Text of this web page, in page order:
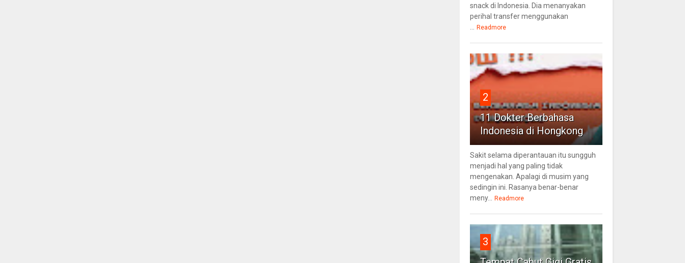
snack di Indonesia. Dia menanyakan
perihal transfer menggunakan
... Readmore
2
11 Dokter Berbahasa
Indonesia di Hongkong
Sakit selama diperantauan itu sungguh
menjadi hal yang paling tidak
mengenakan. Apalagi di musim yang
sedingin ini. Rasanya benar-benar
meny... Readmore
3